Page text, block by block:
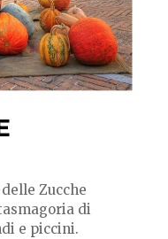
Zucche
di
e piccini.